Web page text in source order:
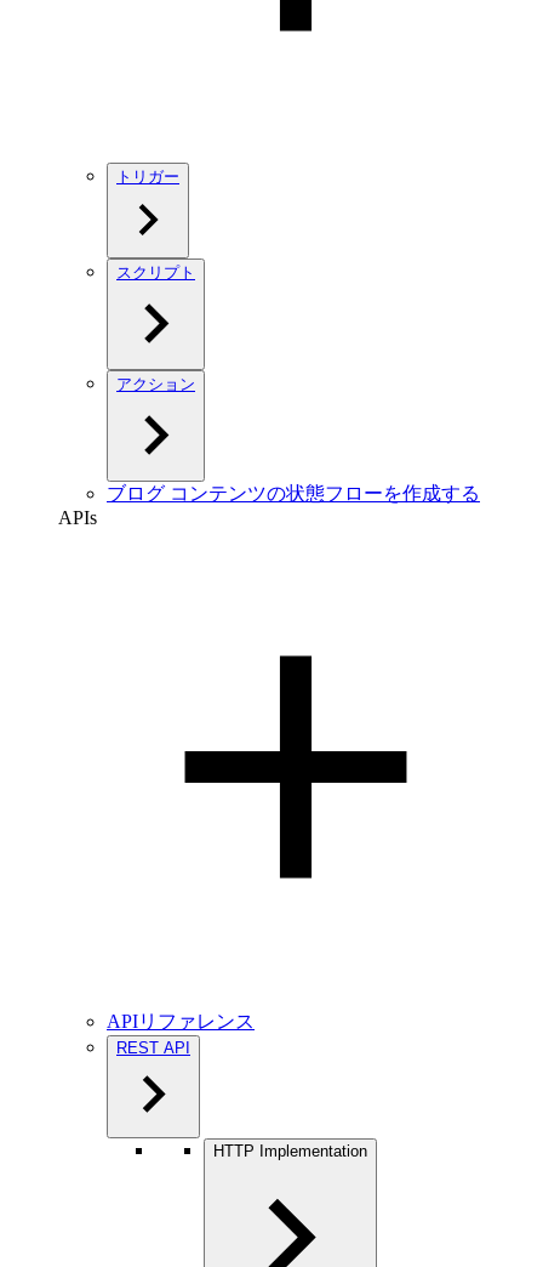
トリガー
スクリプト
アクション
ブログ コンテンツの状態フローを作成する
APIs
APIリファレンス
REST API
HTTP Implementation